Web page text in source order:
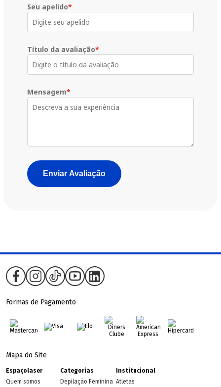
Seu apelido*
Título da avaliação*
Mensagem*
Enviar Avaliação
Formas de Pagamento
Mapa do Site
Espaçolaser
Quem somos
Categorias
Depilação Feminina
Institucional
Atletas